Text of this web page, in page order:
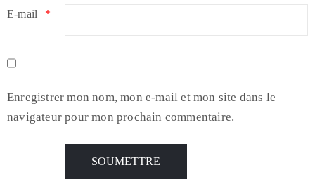
E-mail *
Enregistrer mon nom, mon e-mail et mon site dans le
navigateur pour mon prochain commentaire.